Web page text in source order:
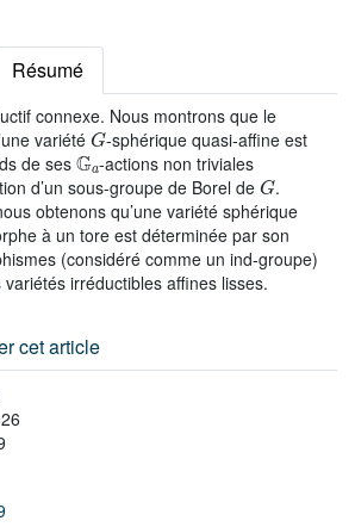
Résumé
connexe. Nous montrons que le
variété G-sphérique quasi-affine est
de ses 𝔾a-actions non triviales
d’un sous-groupe de Borel de G.
obtenons qu’une variété sphérique
à un tore est déterminée par son
(considéré comme un ind-groupe)
irréductibles affines lisses.
cet article